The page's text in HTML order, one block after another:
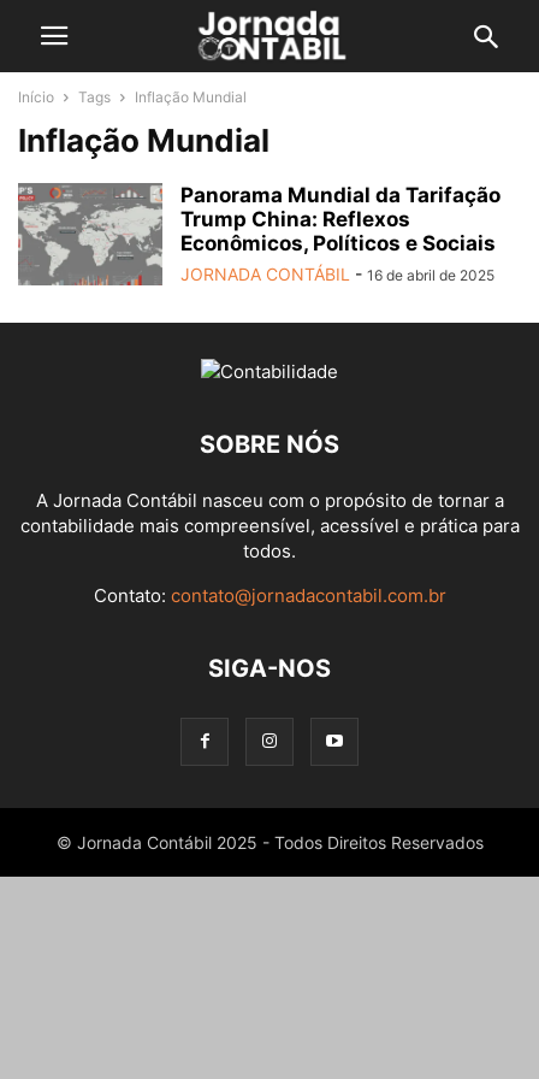
Início Tags Inflação Mundial
Inflação Mundial
Panorama Mundial da Tarifação
Trump China: Reflexos
Econômicos, Políticos e Sociais
JORNADA CONTÁBIL - 16 de abril de 2025
SOBRE NÓS
A Jornada Contábil nasceu com o propósito de tornar a
contabilidade mais compreensível, acessível e prática para
todos.
Contato: contato@jornadacontabil.com.br
SIGA-NOS
© Jornada Contábil 2025 - Todos Direitos Reservados